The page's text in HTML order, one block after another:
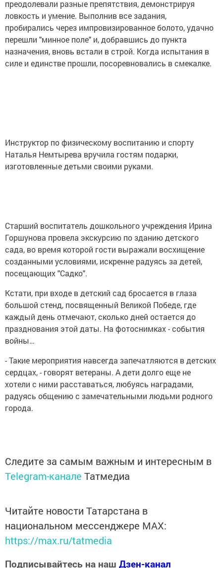
преодолевали разные препятствия, демонстрируя
ловкость и умение. Выполнив все задания,
пробирались через импровизированное болото, удачно
перешли "минное поле" и, добравшись до пункта
назначения, вновь встали в строй. Когда испытания в
силе и единстве прошли, посоревновались в смекалке.
Инструктор по физическому воспитанию и спорту
Наталья Немтырева вручила гостям подарки,
изготовленные детьми своими руками.
Старший воспитатель дошкольного учреждения Ирина
Горшунова провела экскурсию по зданию детского
сада, во время которой гости выражали восхищение
созданными условиями, искренне радуясь за детей,
посещающих "Садко".
Кстати, при входе в детский сад бросается в глаза
большой стенд, посвященный Великой Победе, где
каждый день отмечают, сколько дней остается до
празднования этой даты. На фотоснимках - события
войны…
- Такие мероприятия навсегда запечатляются в детских
сердцах, - говорят ветераны. А дети долго еще не
хотели с ними расставаться, любуясь наградами,
радуясь общению с замечательными людьми родного
города.
Следите за самым важным и интересным в
Telegram-канале Татмедиа
Читайте новости Татарстана в
национальном мессенджере MАХ:
https://max.ru/tatmedia
Подписывайтесь на наш Дзен-канал